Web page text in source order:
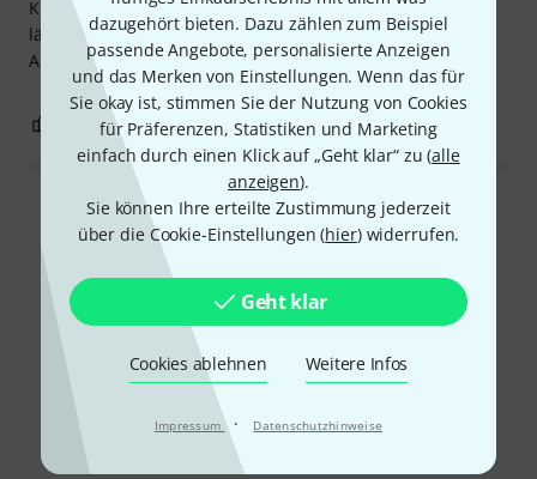
dazugehört bieten. Dazu zählen zum Beispiel
passende Angebote, personalisierte Anzeigen
und das Merken von Einstellungen. Wenn das für
Sie okay ist, stimmen Sie der Nutzung von Cookies
für Präferenzen, Statistiken und Marketing
einfach durch einen Klick auf „Geht klar“ zu (alle
anzeigen).
Sie können Ihre erteilte Zustimmung jederzeit
über die Cookie-Einstellungen (hier) widerrufen.
Geht klar
Cookies ablehnen Weitere Infos
Impressum · Datenschutzhinweise
Kunststoffkonstruktion, die die Lampe etwas billig wirken
lässt, und der relativ laute Lüfter, der ständig läuft.
Ansonsten eine super Wahl für den Preis.
0 BEWERTUNG MELDEN
Alle Bewertungen lesen
Schon gewusst?
Alle Downloads